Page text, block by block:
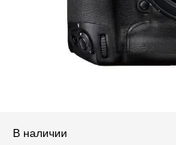
В наличии